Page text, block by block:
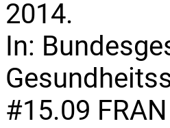
2014.
In:
#15.09